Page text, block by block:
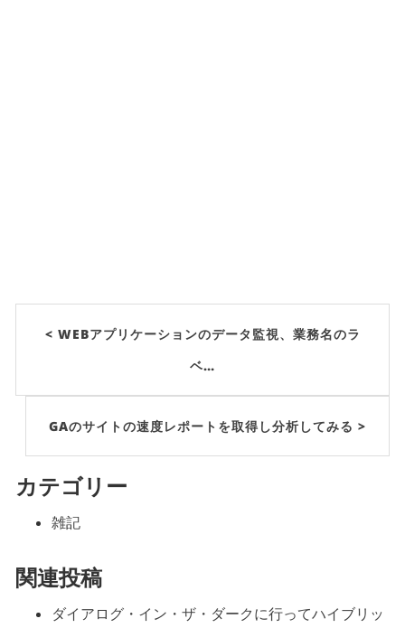
< WEBアプリケーションのデータ監視、業務名のラ
ベ…
GAのサイトの速度レポートを取得し分析してみる >
カテゴリー
雑記
関連投稿
ダイアログ・イン・ザ・ダークに行ってハイブリッ